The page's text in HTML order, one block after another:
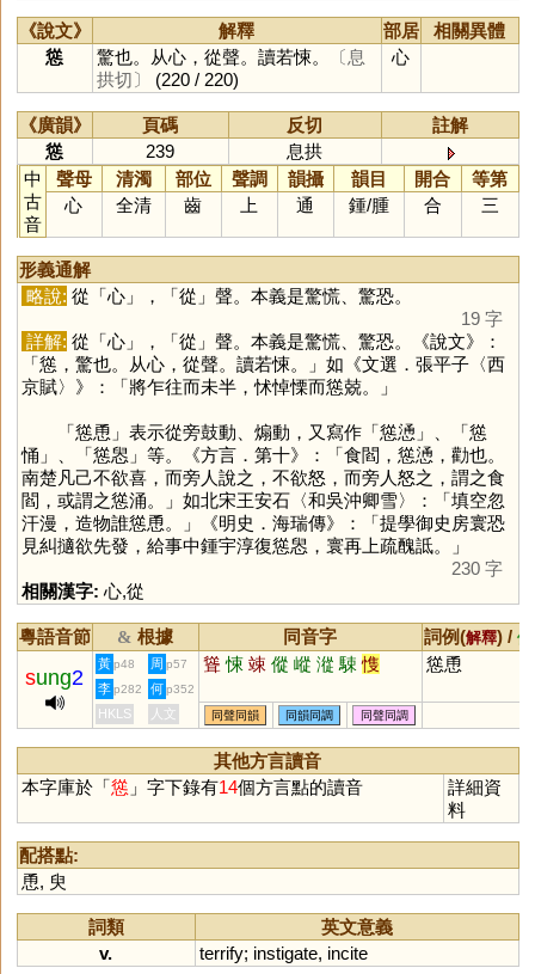
《說文》 解釋 部居
相關異體
慫
驚也。从心，從聲。讀若悚。
〔息
拱切〕
(220 / 220)
心
《廣韻》 頁碼 反切
註解
慫
239
息拱
中
古
音
聲母 清濁 部位 聲調 韻攝 韻目 開合
等第
心
全清 齒 上 通 鍾/腫 合 三
形義通解
略說: 從「心」，「從 」聲。本義是驚慌、驚恐。
19 字
詳解: 從「心」，「從 」聲。本義是驚慌、驚恐。《說文》：
「慫，驚也。从心，從聲。讀若悚。」如《文選．張平子〈西
京賦〉》：「將乍往而未半，怵悼慄而慫兢。」
「慫恿」表示從旁鼓動、煽動，又寫作「慫慂」、「慫
悀」、「慫惥」等。《方言．第十》：「食閻，慫慂，勸也。
南楚凡己不欲喜，而旁人說之，不欲怒，而旁人怒之，謂之食
閻，或謂之慫涌。」如北宋王安石〈和吳沖卿雪〉：「填空忽
汗漫，造物誰慫恿。」《明史．海瑞傳》：「提學御史房寰恐
見糾擿欲先發，給事中鍾宇淳復慫惥，寰再上疏醜詆。」
230 字
相關漢字: 心,從
粵語音節 & 根據 同音字 詞例(解釋) /
sung2
黃 p48 周 p57 聳 悚 竦 傱 嵷 漎 駷 愯 慫恿
李 p282 何 p352
HKLS 人文 同聲同韻 同韻同調 同聲同調
其他方言讀音
本字庫於「慫 」字下錄有14個方言點的讀音
詳細資
料
配搭點:
恿, 臾
詞類
英文意義
v.
terrify; instigate, incite